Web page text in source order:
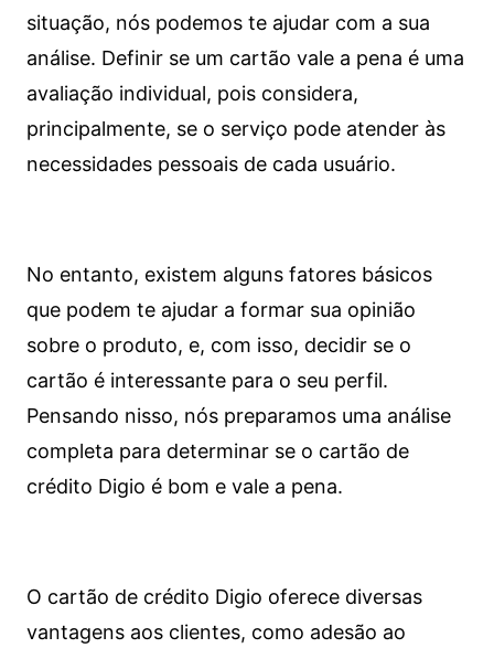
situação, nós podemos te ajudar com a sua
análise. Definir se um cartão vale a pena é uma
avaliação individual, pois considera,
principalmente, se o serviço pode atender às
necessidades pessoais de cada usuário.
No entanto, existem alguns fatores básicos
que podem te ajudar a formar sua opinião
sobre o produto, e, com isso, decidir se o
cartão é interessante para o seu perfil.
Pensando nisso, nós preparamos uma análise
completa para determinar se o cartão de
crédito Digio é bom e vale a pena.
O cartão de crédito Digio oferece diversas
vantagens aos clientes, como adesão ao